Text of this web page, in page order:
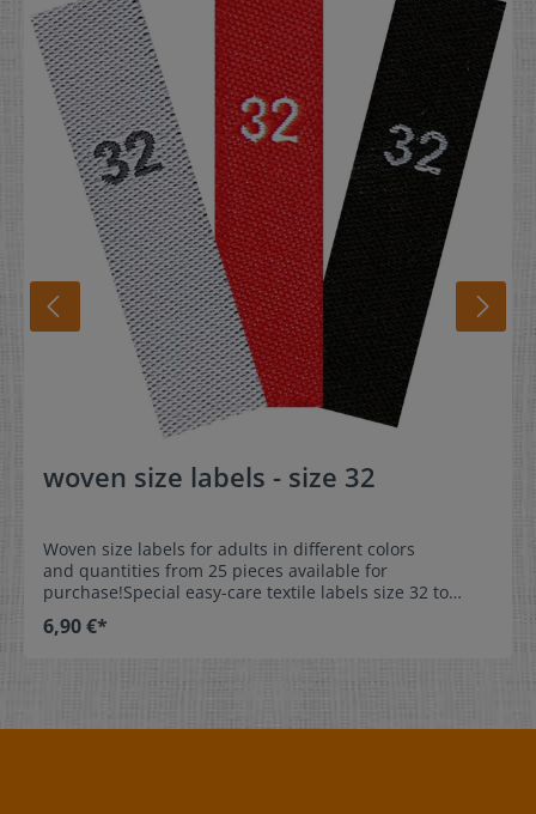
woven size labels - size 32
Woven size labels for adults in different colors
and quantities from 25 pieces available for
purchase!Special easy-care textile labels size 32 to
middle and sewn in a loop.Our size labels are
6,90 €*